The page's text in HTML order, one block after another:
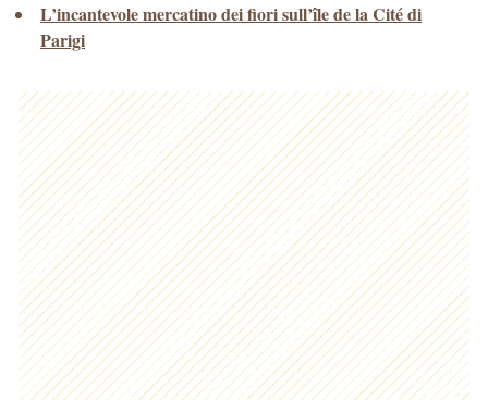
L’incantevole mercatino dei fiori sull’île de la Cité di
Parigi